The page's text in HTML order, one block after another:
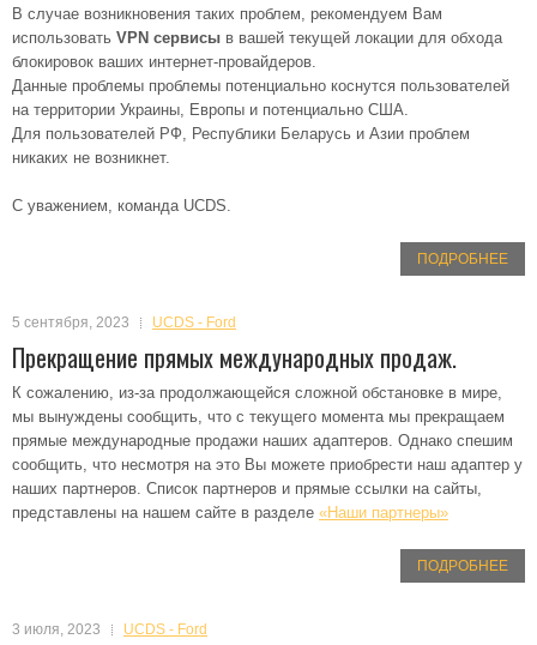
В случае возникновения таких проблем, рекомендуем Вам
использовать VPN сервисы в вашей текущей локации для обхода
блокировок ваших интернет-провайдеров.
Данные проблемы проблемы потенциально коснутся пользователей
на территории Украины, Европы и потенциально США.
Для пользователей РФ, Республики Беларусь и Азии проблем
никаких не возникнет.
С уважением, команда UCDS.
ПОДРОБНЕЕ
5 сентября, 2023 UCDS - Ford
Прекращение прямых международных продаж.
К сожалению, из-за продолжающейся сложной обстановке в мире,
мы вынуждены сообщить, что с текущего момента мы прекращаем
прямые международные продажи наших адаптеров. Однако спешим
сообщить, что несмотря на это Вы можете приобрести наш адаптер у
наших партнеров. Список партнеров и прямые ссылки на сайты,
представлены на нашем сайте в разделе «Наши партнеры»
ПОДРОБНЕЕ
3 июля, 2023 UCDS - Ford